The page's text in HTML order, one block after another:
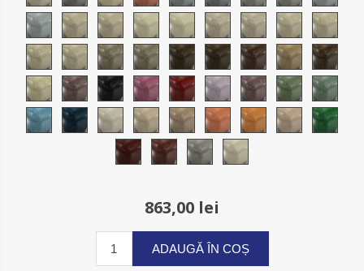
863,00 lei
ADAUGĂ ÎN COȘ